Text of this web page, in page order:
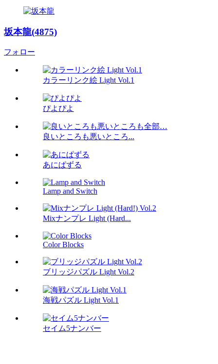
坂本龍(4875)
フォロー
カラーリンク絵 Light Vol.1
ぴよぴよ
良いところも悪いところ...
あにぱずる
Lamp and Switch
Mixナンプレ Light (Hard...
Color Blocks
ブリッジパズル Light Vol.2
海戦パズル Light Vol.1
セイム5ナンバー